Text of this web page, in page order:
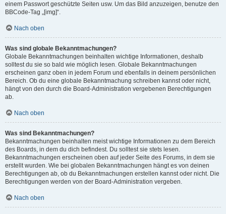
einem Passwort geschützte Seiten usw. Um das Bild anzuzeigen, benutze den
BBCode-Tag „[img]“.
Nach oben
Was sind globale Bekanntmachungen?
Globale Bekanntmachungen beinhalten wichtige Informationen, deshalb
solltest du sie so bald wie möglich lesen. Globale Bekanntmachungen
erscheinen ganz oben in jedem Forum und ebenfalls in deinem persönlichen
Bereich. Ob du eine globale Bekanntmachung schreiben kannst oder nicht,
hängt von den durch die Board-Administration vergebenen Berechtigungen
ab.
Nach oben
Was sind Bekanntmachungen?
Bekanntmachungen beinhalten meist wichtige Informationen zu dem Bereich
des Boards, in dem du dich befindest. Du solltest sie stets lesen.
Bekanntmachungen erscheinen oben auf jeder Seite des Forums, in dem sie
erstellt wurden. Wie bei globalen Bekanntmachungen hängt es von deinen
Berechtigungen ab, ob du Bekanntmachungen erstellen kannst oder nicht. Die
Berechtigungen werden von der Board-Administration vergeben.
Nach oben